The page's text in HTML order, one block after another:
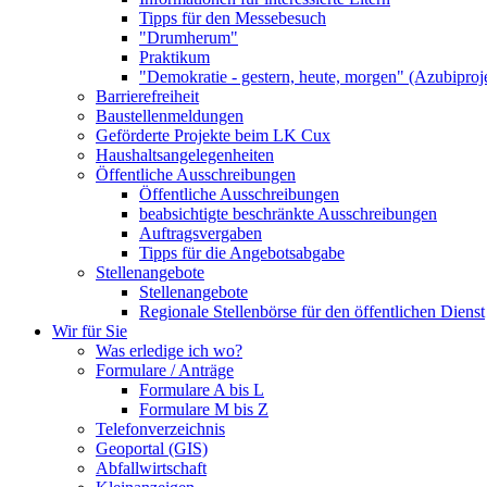
Tipps für den Messebesuch
"Drumherum"
Praktikum
"Demokratie - gestern, heute, morgen"
Barrierefreiheit
Baustellenmeldungen
Geförderte Projekte beim LK Cux
Haushaltsangelegenheiten
Öffentliche Ausschreibungen
Öffentliche Ausschreibungen
beabsichtigte beschränkte Ausschreibungen
Auftragsvergaben
Tipps für die Angebotsabgabe
Stellenangebote
Stellenangebote
Regionale Stellenbörse für den öffentlichen Dienst
Wir für Sie
Was erledige ich wo?
Formulare / Anträge
Formulare A bis L
Formulare M bis Z
Telefonverzeichnis
Geoportal (GIS)
Abfallwirtschaft